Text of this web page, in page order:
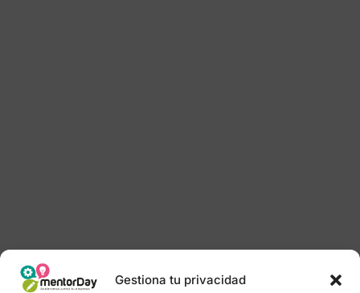
Gestiona tu privacidad